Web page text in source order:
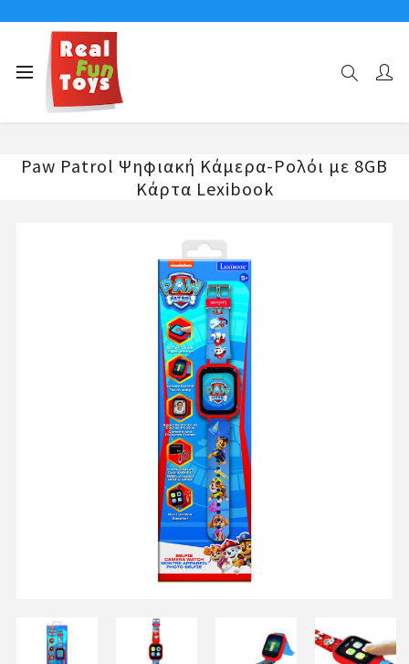
Αρχική σελίδα
Paw Patrol Ψηφιακή Κάμερα-Ρολόι με 8GB Κάρτα Lexibook
Paw Patrol Ψηφιακή Κάμερα-Ρολόι με 8GB
Κάρτα Lexibook